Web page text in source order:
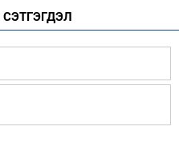
СЭТГЭГДЭЛ